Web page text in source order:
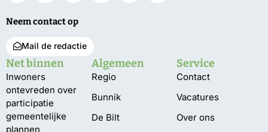
Neem contact op
Mail de redactie
Net binnen
Inwoners
ontevreden over
participatie
gemeentelijke
plannen
Algemeen
Regio
Bunnik
De Bilt
Service
Contact
Vacatures
Over ons